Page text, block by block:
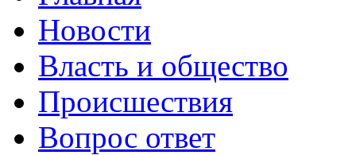
Новости
Власть и общество
Происшествия
Вопрос ответ